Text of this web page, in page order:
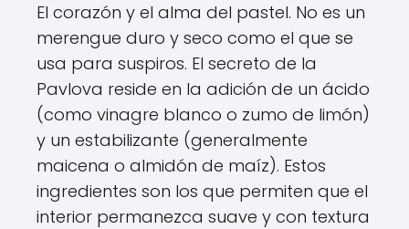
El corazón y el alma del pastel. No es un
merengue duro y seco como el que se
usa para suspiros. El secreto de la
Pavlova reside en la adición de un ácido
(como vinagre blanco o zumo de limón)
y un estabilizante (generalmente
maicena o almidón de maíz). Estos
ingredientes son los que permiten que el
interior permanezca suave y con textura